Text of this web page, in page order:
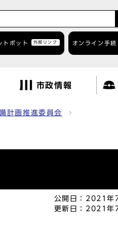
トボット 外部リンク オンライン手
市政情報
計画推進委員会
公開日： 2021年
更新日： 2021年